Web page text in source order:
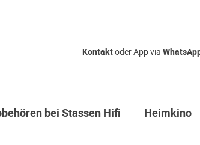
treffen.
Kontaktoder App via
bei Stassen Hifi Heimkino